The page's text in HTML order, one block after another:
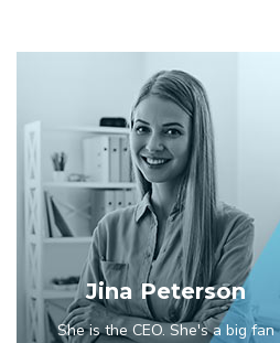
Jina Peterson
She is the CEO. She's a big fan